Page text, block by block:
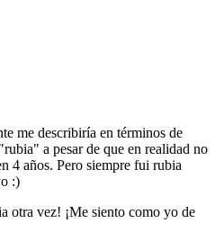
me describiría en términos de
a pesar de que en realidad no
4 años. Pero siempre fui rubia
:)
otra vez! ¡Me siento como yo de